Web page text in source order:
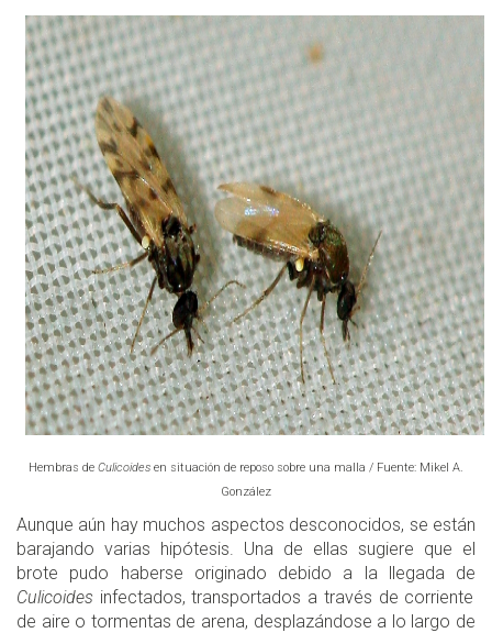
Hembras de Culicoides en situación de reposo sobre una malla / Fuente: Mikel A.
González
Aunque aún hay muchos aspectos desconocidos, se están
barajando varias hipótesis. Una de ellas sugiere que el
brote pudo haberse originado debido a la llegada de
Culicoides infectados, transportados a través de corriente
de aire o tormentas de arena, desplazándose a lo largo de